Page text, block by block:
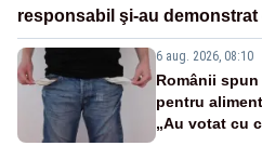
responsabil şi-au demonstrat
6 aug. 2026, 08:10
Românii
pentru
„Au votat cu